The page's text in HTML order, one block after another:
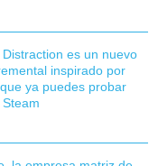
es un nuevo
inspirado por
ya puedes probar